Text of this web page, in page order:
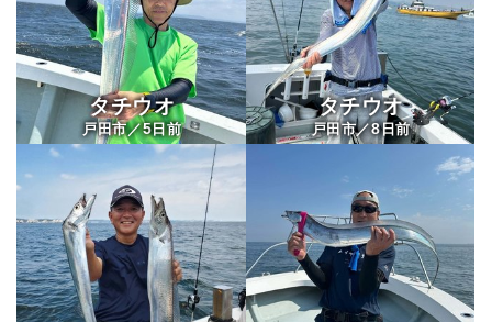
タチウオ
戸田市／5日前
タチウオ
戸田市／8日前